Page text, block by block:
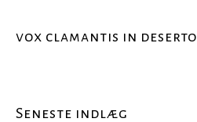
vox clamantis in deserto
Seneste indlæg